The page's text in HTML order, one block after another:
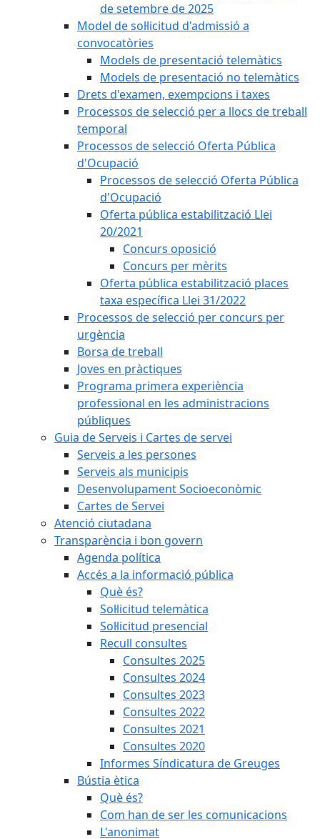
de setembre de 2025
Model de sol·licitud d'admissió a
convocatòries
Models de presentació telemàtics
Models de presentació no telemàtics
Drets d'examen, exempcions i taxes
Processos de selecció per a llocs de treball
temporal
Processos de selecció Oferta Pública
d'Ocupació
Processos de selecció Oferta Pública
d'Ocupació
Oferta pública estabilització Llei
20/2021
Concurs oposició
Concurs per mèrits
Oferta pública estabilització places
taxa específica Llei 31/2022
Processos de selecció per concurs per
urgència
Borsa de treball
Joves en pràctiques
Programa primera experiència
professional en les administracions
públiques
Guia de Serveis i Cartes de servei
Serveis a les persones
Serveis als municipis
Desenvolupament Socioeconòmic
Cartes de Servei
Atenció ciutadana
Transparència i bon govern
Agenda política
Accés a la informació pública
Què és?
Sol·licitud telemàtica
Sol·licitud presencial
Recull consultes
Consultes 2025
Consultes 2024
Consultes 2023
Consultes 2022
Consultes 2021
Consultes 2020
Informes Síndicatura de Greuges
Bústia ètica
Què és?
Com han de ser les comunicacions
L'anonimat